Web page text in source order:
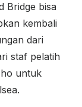
Bridge bisa
kembali
dari
staf pelatih
untuk